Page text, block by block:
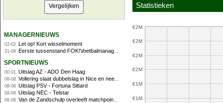
managernieuws
02-02 Let op! Kort wisselmoment
21-08 Eerste tussenstand FOK!Voetbalmanager 2014/2015
sportnieuws
00:01 Uitslag AZ - ADO Den Haag
08-08 Vollering slaat dubbelslag in Nice en neemt geel over
08-08 Uitslag PSV - Fortuna Sittard
08-08 Uitslag NEC - Telstar
08-08 Van de Zandschulp overleeft matchpoints, ook Griekspoor verder in Montreal
Statistieken
€1M
€1M
€2M
€2M
€2M
€2M